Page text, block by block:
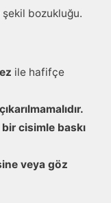
şekil bozukluğu.
ile hafifçe
cisimle baskı
veya göz